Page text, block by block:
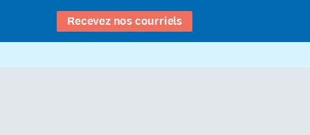
Recevez nos courriels